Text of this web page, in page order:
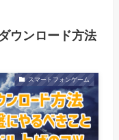
ウンロード方法
スマートフォンゲーム